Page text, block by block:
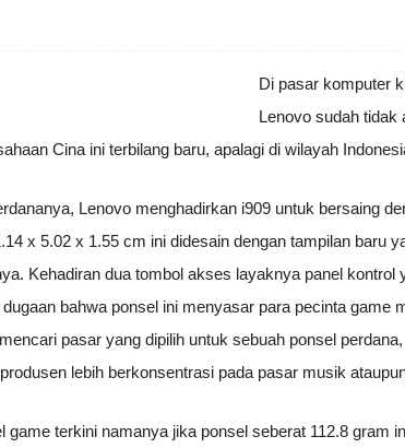
Di pasar komputer
Lenovo sudah tidak
Cina ini terbilang baru, apalagi di wilayah
Lenovo menghadirkan i909 untuk bersaing
x 5.02 x 1.55 cm ini didesain dengan tampilan baru
Kehadiran dua tombol akses layaknya panel kontrol
bahwa ponsel ini menyasar para pecinta game
pasar yang dipilih untuk sebuah ponsel
lebih berkonsentrasi pada pasar musik
game terkini namanya jika ponsel seberat 112.8 gram